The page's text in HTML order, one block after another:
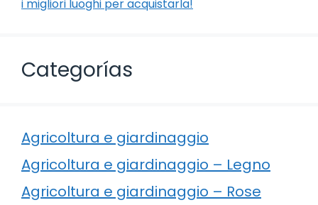
i migliori luoghi per acquistarla!
Categorías
Agricoltura e giardinaggio
Agricoltura e giardinaggio – Legno
Agricoltura e giardinaggio – Rose